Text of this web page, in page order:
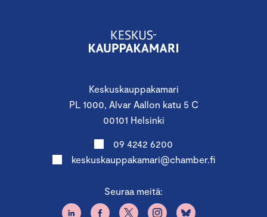
Keskuskauppakamari
PL 1000, Alvar Aallon katu 5 C
00101 Helsinki
09 4242 6200
keskuskauppakamari@chamber.fi
Seuraa meitä: